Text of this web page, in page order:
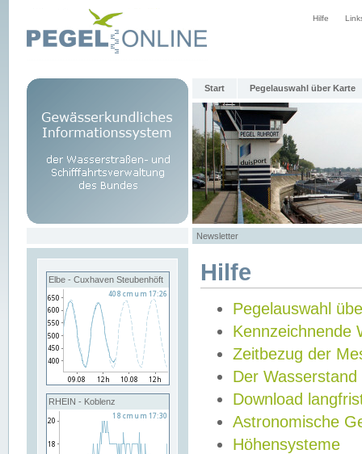
Hilfe
Start Pegelauswahl über Karte
Newsletter
Elbe - Cuxhaven Steubenhöft
RHEIN - Koblenz
Hilfe
Pegelauswahl
Kennzeichnende
Zeitbezug der
Der Wasserstand
Download
Astronomische
Höhensysteme